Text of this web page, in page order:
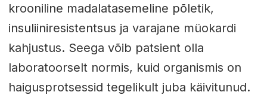
krooniline madalatasemeline põletik,
insuliiniresistentsus ja varajane müokardi
kahjustus. Seega võib patsient olla
laboratoorselt normis, kuid organismis on
haigusprotsessid tegelikult juba käivitunud.